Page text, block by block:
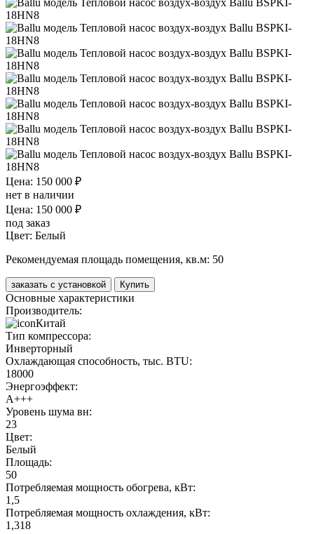
Цена: 150 000 ₽
нет в наличии
Цена: 150 000 ₽
под заказ
Цвет: Белый
Рекомендуемая площадь помещения, кв.м: 50
заказать с установкой Купить
Основные характеристики
Производитель:
Китай
Тип компрессора:
Инверторный
Охлаждающая способность, тыс. BTU:
18000
Энергоэффект:
А+++
Уровень шума вн:
23
Цвет:
Белый
Площадь:
50
Потребляемая мощность обогрева, кВт:
1,5
Потребляемая мощность охлаждения, кВт:
1,318